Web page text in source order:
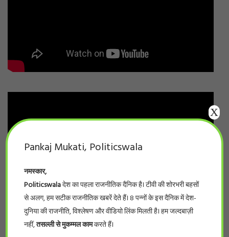
Pankaj Mukati, Politicswala
नमस्कार,
Politicswalaदेश का पहला राजनीतिक दैनिक है। टीवी की शोरभरी बहसों
से अलग, हम सटीक राजनीतिक खबरें देते हैं। 8 पन्नों के इस दैनिक में देश-
दुनिया की राजनीति, विश्लेषण और वीडियो लिंक मिलती है। हम जल्दबाज़ी
नहीं,तसल्ली से मुकम्मल कामकरते हैं।
X